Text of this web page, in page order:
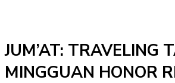
JUM’AT: TRAVELING
MINGGUAN HONOR